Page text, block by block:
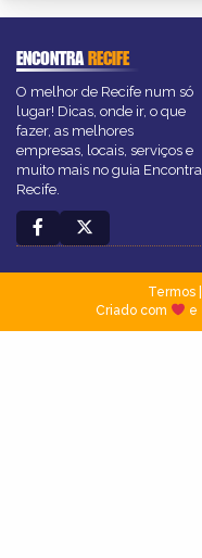
ENCONTRARECIFE
O melhor de Recife num só
lugar! Dicas, onde ir, o que
fazer, as melhores
empresas, locais, serviços e
muito mais no guia Encontra
Recife.
Termos|
Criado com
e